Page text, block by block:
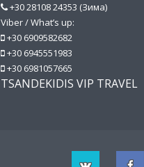
+30 28108 24353 (Зима)
Viber / What’s up:
+30 6909582682
+30 6945551983
+30 6981057665
TSANDEKIDIS VIP TRAVEL